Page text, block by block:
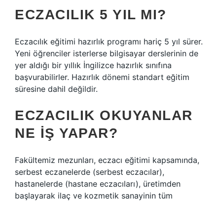
ECZACILIK 5 YIL MI?
Eczacılık eğitimi hazırlık programı hariç 5 yıl sürer.
Yeni öğrenciler isterlerse bilgisayar derslerinin de
yer aldığı bir yıllık İngilizce hazırlık sınıfına
başvurabilirler. Hazırlık dönemi standart eğitim
süresine dahil değildir.
ECZACILIK OKUYANLAR
NE IŞ YAPAR?
Fakültemiz mezunları, eczacı eğitimi kapsamında,
serbest eczanelerde (serbest eczacılar),
hastanelerde (hastane eczacıları), üretimden
başlayarak ilaç ve kozmetik sanayinin tüm